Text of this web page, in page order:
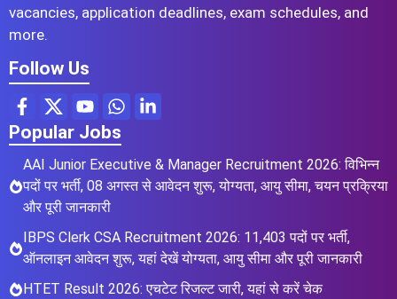
vacancies, application deadlines, exam schedules, and
more.
Follow Us
Popular Jobs
AAI Junior Executive & Manager Recruitment 2026: विभिन्न
पदों पर भर्ती, 08 अगस्त से आवेदन शुरू, योग्यता, आयु सीमा, चयन प्रक्रिया
और पूरी जानकारी
IBPS Clerk CSA Recruitment 2026: 11,403 पदों पर भर्ती,
ऑनलाइन आवेदन शुरू, यहां देखें योग्यता, आयु सीमा और पूरी जानकारी
HTET Result 2026: एचटेट रिजल्ट जारी, यहां से करें चेक